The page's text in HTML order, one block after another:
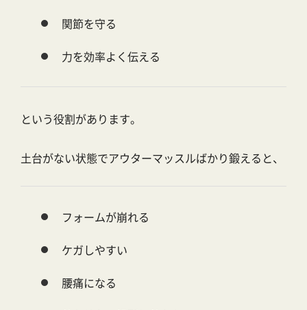
関節を守る
力を効率よく伝える
という役割があります。
土台がない状態でアウターマッスルばかり鍛えると、
フォームが崩れる
ケガしやすい
腰痛になる